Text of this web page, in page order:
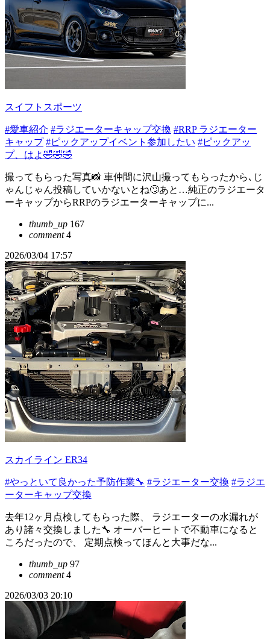
スイフトスポーツ
#愛車紹介 #ラジエーターキャップ交換 #RRP ラジエーター
キャップ #ピックアップイベント参加したい #ピックアッ
プ、はよ🤣🤣🤣
撮ってもらった写真📸 車仲間に沢山撮ってもらったから､じ
ゃんじゃん投稿していかないとね🙄あと…純正のラジエータ
ーキャップからRRPのラジエーターキャップに...
thumb_up 167
comment4
2026/03/04 17:57
スカイライン ER34
#やっといて良かった予防作業🔧 #ラジエーター交換 #ラジエ
ーターキャップ交換
去年12ヶ月点検してもらった際、 ラジエーターの水漏れが
あり諸々交換しました🔧 オーバーヒートで不動車になると
ころだったので、 定期点検ってほんと大事だな...
thumb_up 97
comment4
2026/03/03 20:10